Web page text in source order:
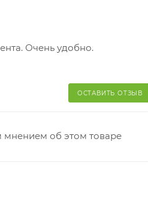
Очень удобно.
ОСТАВИТЬ ОТЗЫВ
мнением об этом товаре